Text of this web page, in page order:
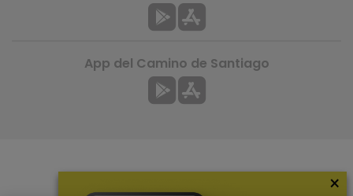
App del Camino de Santiago
×